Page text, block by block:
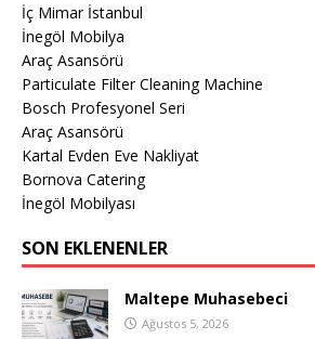
İç Mimar İstanbul
İnegöl Mobilya
Araç Asansörü
Particulate Filter Cleaning Machine
Bosch Profesyonel Seri
Araç Asansörü
Kartal Evden Eve Nakliyat
Bornova Catering
İnegöl Mobilyası
SON EKLENENLER
Maltepe Muhasebeci
Ağustos 5, 2026